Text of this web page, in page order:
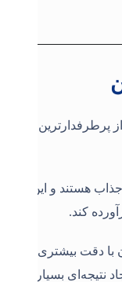
پرطرفدارترین
هستند و این
کند.
با دقت بیشتری
نتیجه‌ای بسیار